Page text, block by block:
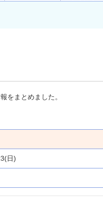
をまとめました。
日)